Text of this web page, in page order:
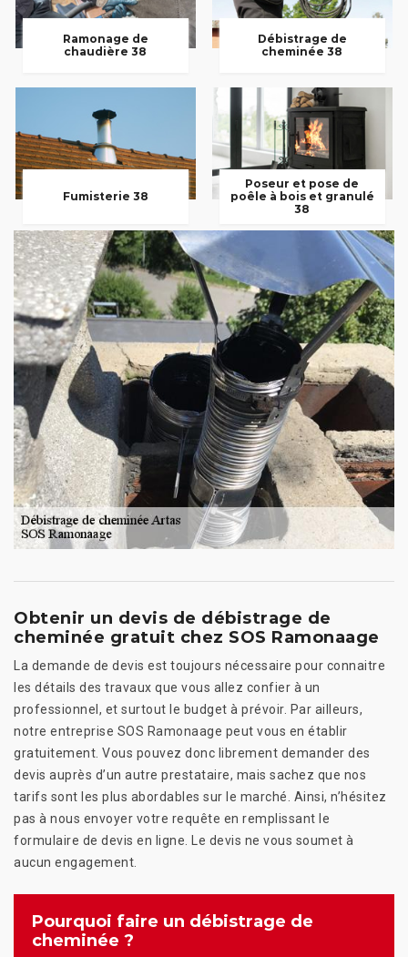
Ramonage de
chaudière 38
Débistrage de
cheminée 38
Fumisterie 38
Poseur et pose de
poêle à bois et granulé
38
Obtenir un devis de débistrage de
cheminée gratuit chez SOS Ramonaage
La demande de devis est toujours nécessaire pour connaitre
les détails des travaux que vous allez confier à un
professionnel, et surtout le budget à prévoir. Par ailleurs,
notre entreprise SOS Ramonaage peut vous en établir
gratuitement. Vous pouvez donc librement demander des
devis auprès d’un autre prestataire, mais sachez que nos
tarifs sont les plus abordables sur le marché. Ainsi, n’hésitez
pas à nous envoyer votre requête en remplissant le
formulaire de devis en ligne. Le devis ne vous soumet à
aucun engagement.
Pourquoi faire un débistrage de
cheminée ?